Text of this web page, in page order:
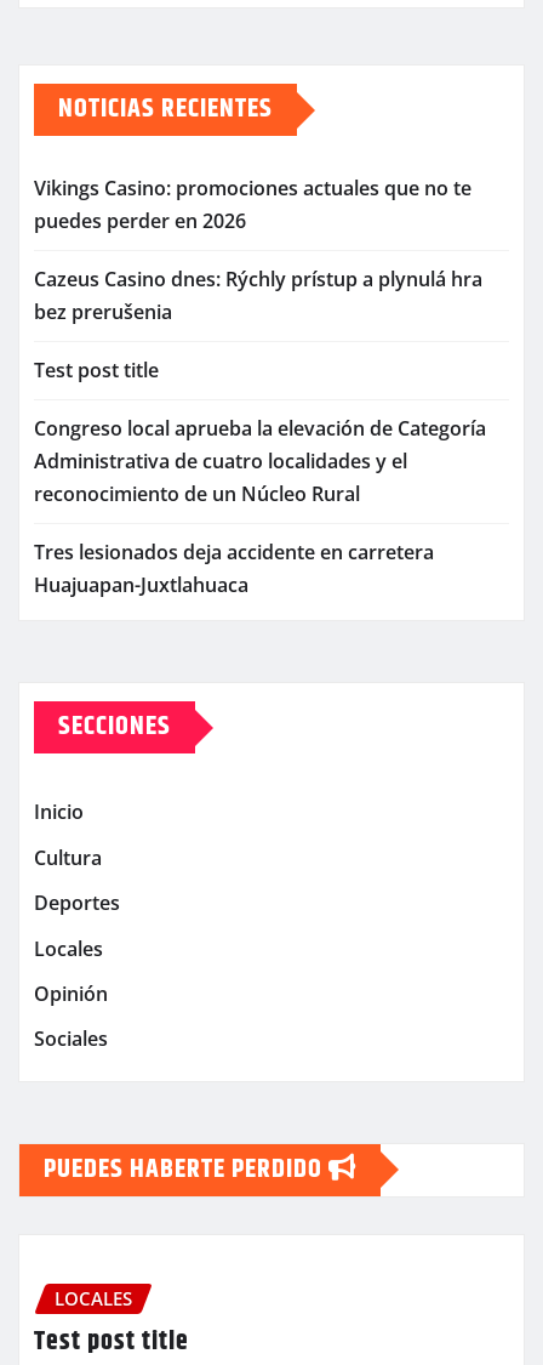
NOTICIAS RECIENTES
Vikings Casino: promociones actuales que no te
puedes perder en 2026
Cazeus Casino dnes: Rýchly prístup a plynulá hra
bez prerušenia
Test post title
Congreso local aprueba la elevación de Categoría
Administrativa de cuatro localidades y el
reconocimiento de un Núcleo Rural
Tres lesionados deja accidente en carretera
Huajuapan-Juxtlahuaca
SECCIONES
Inicio
Cultura
Deportes
Locales
Opinión
Sociales
PUEDES HABERTE PERDIDO
LOCALES
Test post title